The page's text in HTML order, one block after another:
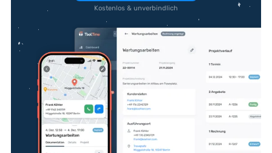
Kostenlos & unverbindlich